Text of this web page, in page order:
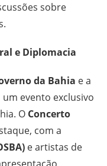
sobre
e Diplomacia
da Bahia e a
evento exclusivo
O Concerto
com a
e artistas de